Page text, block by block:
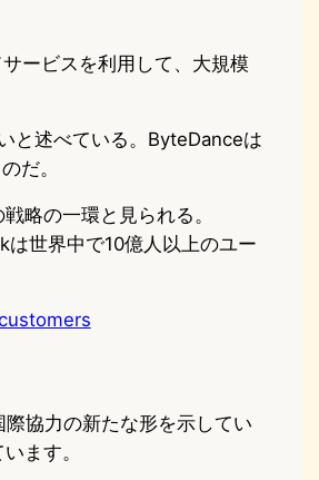
ービスを利用して、大規模
と述べている。ByteDanceは
だ。
略の一環と見られる。
世界中で10億人以上のユー
協力の新たな形を示してい
ます。